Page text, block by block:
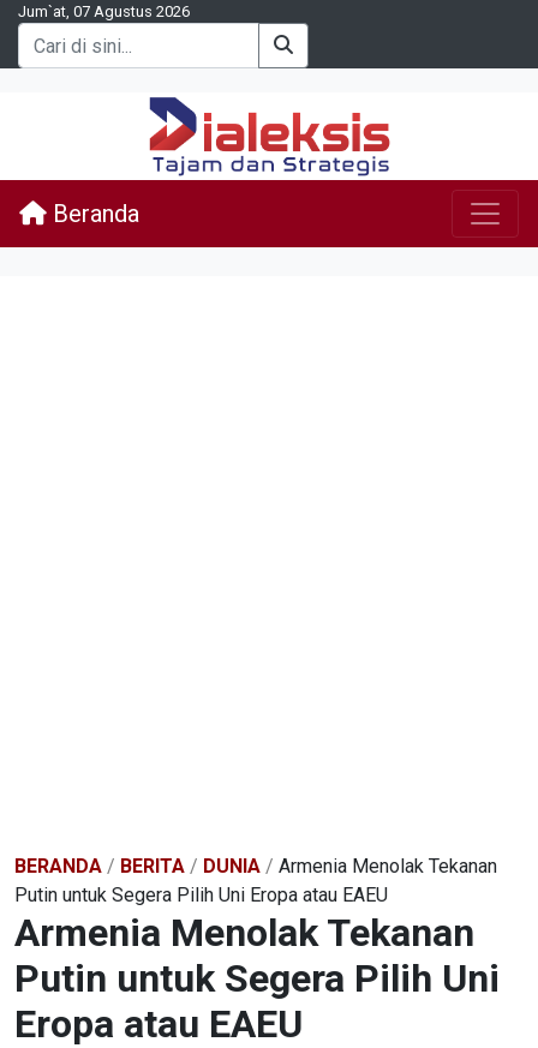
Jum`at, 07 Agustus 2026
Beranda
BERANDA / BERITA / DUNIA / Armenia Menolak Tekanan
Putin untuk Segera Pilih Uni Eropa atau EAEU
Armenia Menolak Tekanan
Putin untuk Segera Pilih Uni
Eropa atau EAEU